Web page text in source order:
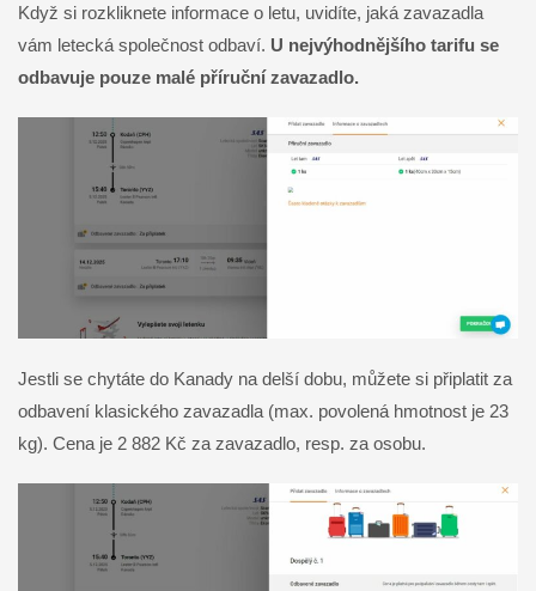
Když si rozkliknete informace o letu, uvidíte, jaká zavazadla
vám letecká společnost odbaví. U nejvýhodnějšího tarifu se
odbavuje pouze malé příruční zavazadlo.
Jestli se chytáte do Kanady na delší dobu, můžete si připlatit za
odbavení klasického zavazadla (max. povolená hmotnost je 23
kg). Cena je 2 882 Kč za zavazadlo, resp. za osobu.